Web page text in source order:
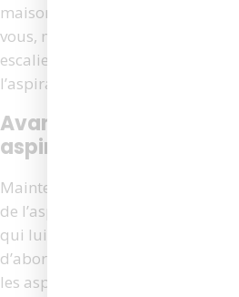
maison est de plain-pied, ce
vous, mais si vous avez plusieurs
escaliers, vous ne pouvez pas
l’aspirateur robot à “régler et
Avantages et
aspirateur robot
Maintenant que nous avons
de l’aspirateur robot, vous
qui lui manque par rapport à
d’abord, examinons certains
les aspirateurs robots.